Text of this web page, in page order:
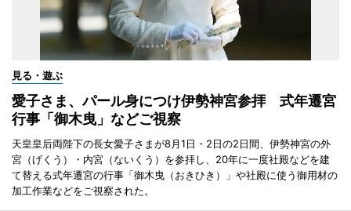
見る・遊ぶ
愛子さま、パール身につけ伊勢神宮参拝 式年遷宮
行事「御木曳」などご視察
天皇皇后両陛下の長女愛子さまが8月1日・2日の2日間、伊勢神宮の外
宮（げくう）・内宮（ないくう）を参拝し、20年に一度社殿などを建
て替える式年遷宮の行事「御木曳（おきひき）」や社殿に使う御用材の
加工作業などをご視察された。